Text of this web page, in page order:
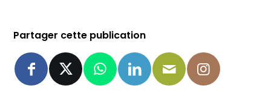
Partager cette publication